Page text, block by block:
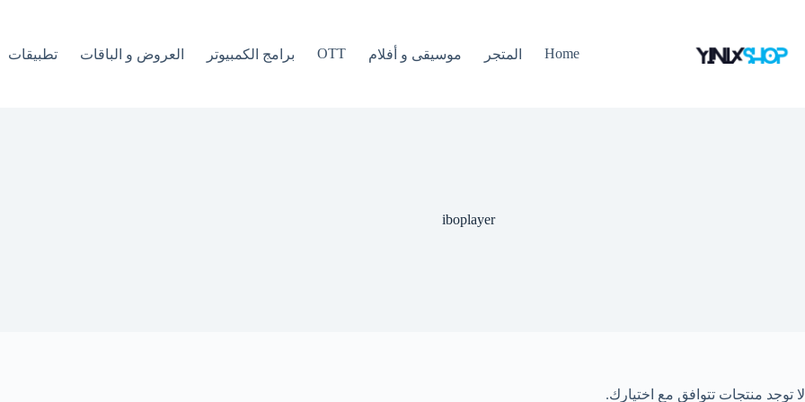
Home المتجر موسيقى و أفلام OTT برامج الكمبيوتر العروض و الباقات تطبيقات
iboplayer
لا توجد منتجات تتوافق مع اختيارك.